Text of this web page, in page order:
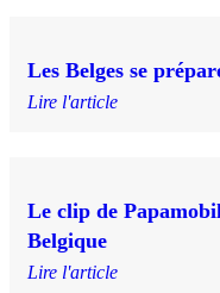
Les Belges se
Lire l'article
Le clip de
Belgique
Lire l'article